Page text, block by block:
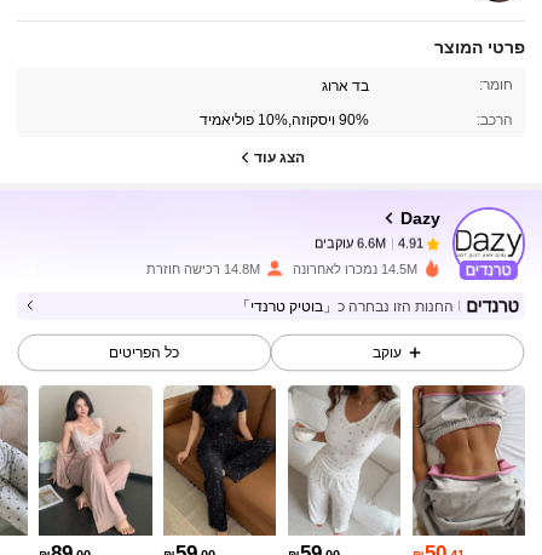
פרטי המוצר
חומר: בד ארוג
הרכב: 90% ויסקוזה,10% פוליאמיד
הצג עוד
Dazy
4.91
6.6M עוקבים
n***6 שילםלפני יום אחד
4.91 6.6M עוקבים
4.91 6.6M עוקבים
4.91 6.6M עוקבים
14.5M נמכרו לאחרונה 14.8M רכישה חוזרת
החנות הזו נבחרה כ 「בוטיק טרנדי」
עוקב כל הפריטים